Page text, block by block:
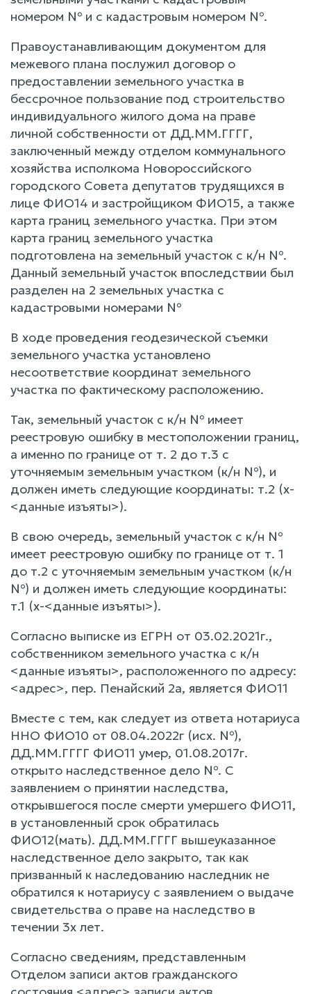
номером № и с кадастровым номером №.
Правоустанавливающим документом для
межевого плана послужил договор о
предоставлении земельного участка в
бессрочное пользование под строительство
индивидуального жилого дома на праве
личной собственности от ДД.ММ.ГГГГ,
заключенный между отделом коммунального
хозяйства исполкома Новороссийского
городского Совета депутатов трудящихся в
лице ФИО14 и застройщиком ФИО15, а также
карта границ земельного участка. При этом
карта границ земельного участка
подготовлена на земельный участок с к/н №.
Данный земельный участок впоследствии был
разделен на 2 земельных участка с
кадастровыми номерами №
В ходе проведения геодезической съемки
земельного участка установлено
несоответствие координат земельного
участка по фактическому расположению.
Так, земельный участок с к/н № имеет
реестровую ошибку в местоположении границ,
а именно по границе от т. 2 до т.3 с
уточняемым земельным участком (к/н №), и
должен иметь следующие координаты: т.2 (х-
<данные изъяты>).
В свою очередь, земельный участок с к/н №
имеет реестровую ошибку по границе от т. 1
до т.2 с уточняемым земельным участком (к/н
№) и должен иметь следующие координаты:
т.1 (х-<данные изъяты>).
Согласно выписке из ЕГРН от 03.02.2021г.,
собственником земельного участка с к/н
<данные изъяты>, расположенного по адресу:
<адрес>, пер. Пенайский 2а, является ФИО11
Вместе с тем, как следует из ответа нотариуса
ННО ФИО10 от 08.04.2022г (исх. №),
ДД.ММ.ГГГГ ФИО11 умер, 01.08.2017г.
открыто наследственное дело №. С
заявлением о принятии наследства,
открывшегося после смерти умершего ФИО11,
в установленный срок обратилась
ФИО12(мать). ДД.ММ.ГГГГ вышеуказанное
наследственное дело закрыто, так как
призванный к наследованию наследник не
обратился к нотариусу с заявлением о выдаче
свидетельства о праве на наследство в
течении 3х лет.
Согласно сведениям, представленным
Отделом записи актов гражданского